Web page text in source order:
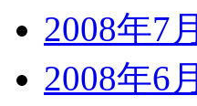
2008年7
2008年6